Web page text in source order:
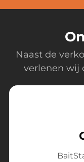
Naast de
verlenen wij